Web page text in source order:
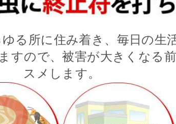
る所に住み着き、毎日の生
すので、被害が大きくなる
スメします。